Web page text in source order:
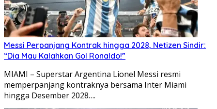
Messi Perpanjang Kontrak hingga 2028, Netizen Sindir:
“Dia Mau Kalahkan Gol Ronaldo!”
MIAMI – Superstar Argentina Lionel Messi resmi
memperpanjang kontraknya bersama Inter Miami
hingga Desember 2028….